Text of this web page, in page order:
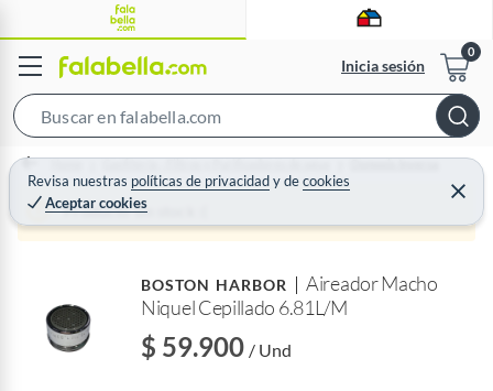
Inicia sesión
e
a
c
B
a
Revisa nuestras políticas de privacidadydecookies
Aceptar cookies
C
e
r
Home Gasfitería - Filtros y Purificadores de agua Osmosis Inversa
Producto sin stock :(
BOSTON HARBOR
Aireador Macho
Niquel Cepillado 6.81L/M
$ 59.900 / Und